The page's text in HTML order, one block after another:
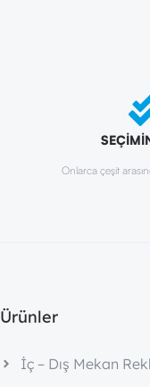
Onlarca çeşit
Ürünler
İç – Dış Mekan